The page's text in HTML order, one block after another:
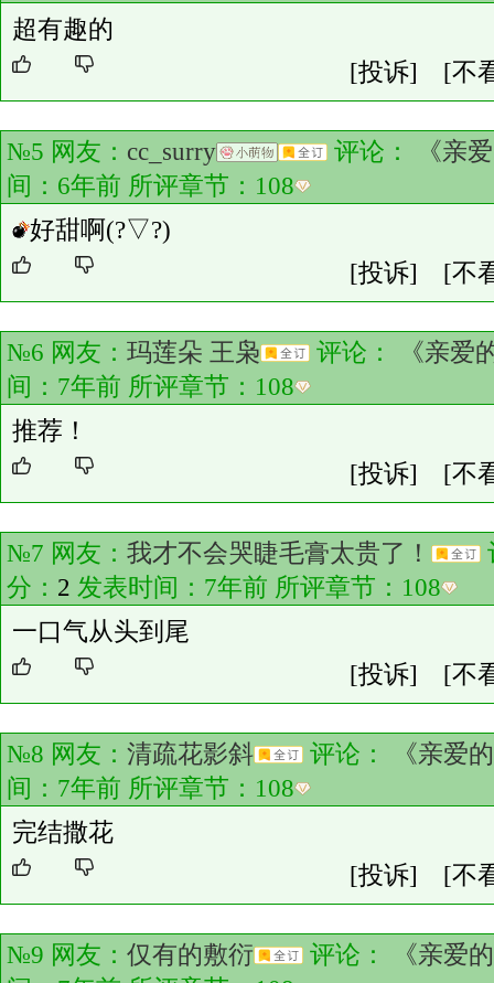
超有趣的
[投诉]
[不
№5 网友： cc_surry 评论：
《亲
间：6年前 所评章节： 108
好甜啊(?▽?)
[投诉]
[不
№6 网友： 玛莲朵 王枭 评论：
《亲爱
间：7年前 所评章节： 108
推荐！
[投诉]
[不
№7 网友： 我才不会哭睫毛膏太贵了！
分： 2 发表时间：7年前 所评章节： 108
一口气从头到尾
[投诉]
[不
№8 网友： 清疏花影斜 评论：
《亲爱
间：7年前 所评章节： 108
完结撒花
[投诉]
[不
№9 网友： 仅有的敷衍 评论：
《亲爱